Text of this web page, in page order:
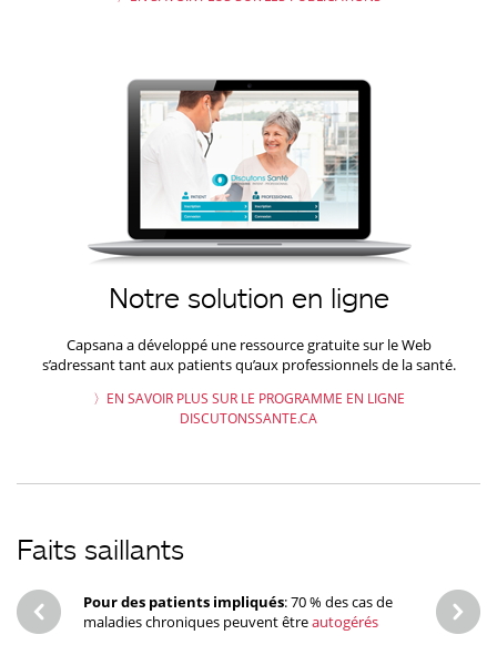
Notre solution en ligne
Capsana a développé une ressource gratuite sur le Web
s’adressant tant aux patients qu’aux professionnels de la santé.
〉EN SAVOIR PLUS SUR LE PROGRAMME EN LIGNE
DISCUTONSSANTE.CA
Faits saillants
Pour des patients impliqués: 70 % des cas de
maladies chroniques peuvent êtreautogérés
Des
entre